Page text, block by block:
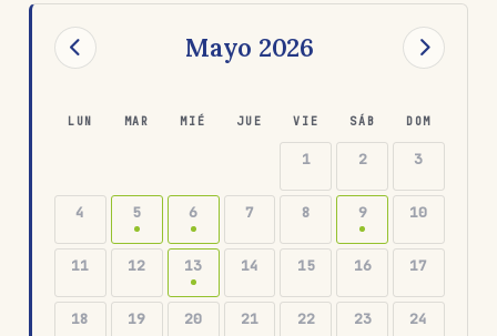
Mayo 2026
LUN MAR MIÉ JUE VIE SÁB DOM
1 2 3
4 5 6 7 8 9 10
11 12 13 14 15 16 17
18 19 20 21 22 23 24